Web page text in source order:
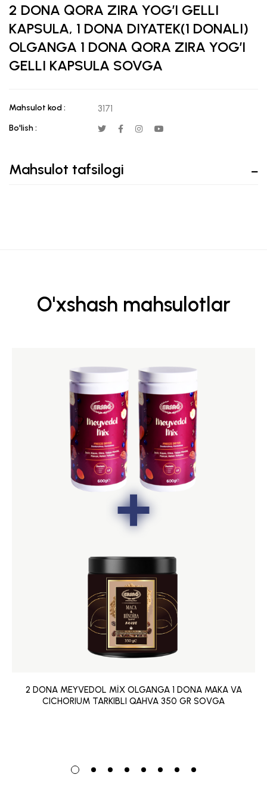
2 DONA QORA ZIRA YOG’I GELLI
KAPSULA, 1 DONA DIYATEK(1 DONALI)
OLGANGA 1 DONA QORA ZIRA YOG’I
GELLI KAPSULA SOVGA
Mahsulot kod : 3171
Bo'lish :
Mahsulot tafsilogi
O'xshash mahsulotlar
2 DONA MEYVEDOL MİX OLGANGA 1 DONA MAKA VA
CICHORIUM TARKIBLI QAHVA 350 GR SOVGA